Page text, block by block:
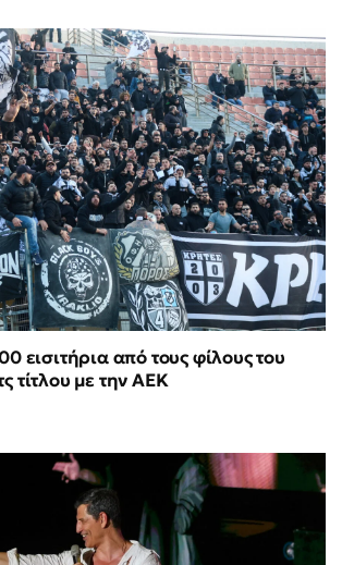
εισιτήρια από τους φίλους του
τίτλου με την ΑΕΚ